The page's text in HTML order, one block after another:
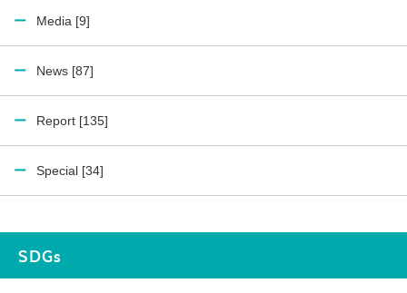
Media [9]
News [87]
Report [135]
Special [34]
SDGs